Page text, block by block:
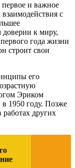
и важное
взаимодействия с
доверии к миру,
года жизни
строит свои
его
Эриком
1950 году. Позже
других